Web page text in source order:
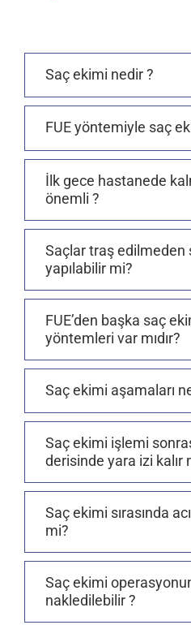
Saç ekimi nedir ?
FUE yöntemiyle saç
İlk gece hastanede
önemli ?
Saçlar traş edilmeden
yapılabilir mi?
FUE’den başka saç
yöntemleri var mıdır?
Saç ekimi aşamaları
Saç ekimi işlemi
derisinde yara izi kalır
Saç ekimi sırasında
mi?
Saç ekimi
nakledilebilir ?